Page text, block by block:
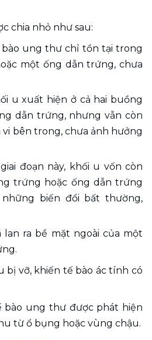
chia nhỏ như sau:
bào ung thư chỉ tồn tại trong
một ống dẫn trứng, chưa
u xuất hiện ở cả hai buồng
dẫn trứng, nhưng vẫn còn
bên trong, chưa ảnh hưởng
đoạn này, khối u vốn còn
trứng hoặc ống dẫn trứng
biến đổi bất thường,
ra bề mặt ngoài của một
bị vỡ, khiến tế bào ác tính có
bào ung thư được phát hiện
từ ổ bụng hoặc vùng chậu.